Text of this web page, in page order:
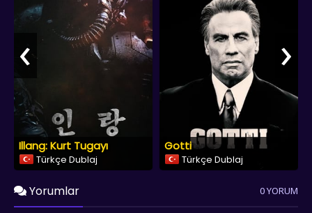
Illang: Kurt Tugayı
Türkçe Dublaj
Gotti
Türkçe Dublaj
‹ ›
Yorumlar 0 YORUM